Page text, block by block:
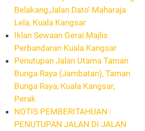
Belakang,Jalan Dato' Maharaja
Lela, Kuala Kangsar
Iklan Sewaan Gerai Majlis
Perbandaran Kuala Kangsar
Penutupan Jalan Utama Taman
Bunga Raya (Jambatan), Taman
Bunga Raya, Kuala Kangsar,
Perak
NOTIS PEMBERITAHUAN :
PENUTUPAN JALAN DI JALAN